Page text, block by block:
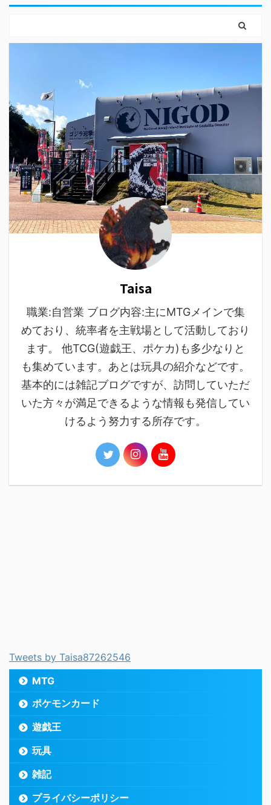
Taisa
職業:自営業 ブログ内容:主にMTGメインで集
めており、統率者を主戦場として活動しており
ます。 他TCG(遊戯王、ポケカ)も多少なりと
も集めています。あとは玩具の紹介などです。
基本的には雑記ブログですが、訪問していただ
いた方々が満足できるような情報も発信してい
けるよう努力する所存です。
Tweets by Taisa87262546
MTG
ポケモンカード
遊戯王
玩具
雑記
プライバシーポリシー